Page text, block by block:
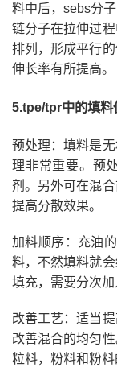
料中后，sebs分
链分子在拉伸过
排列，形成平行
伸长率有所提高。
5.tpe/tpr中的填料
预处理：填料是
理非常重要。预
剂。另外可在混
提高分散效果。
加料顺序：充油
料，不然填料就
填充，需要分次加
改善工艺：适当
改善混合的均匀
粒料，粉料和粉料